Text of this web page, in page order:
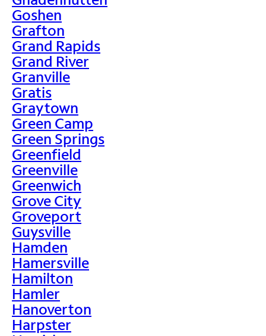
Goshen
Grafton
Grand Rapids
Grand River
Granville
Gratis
Graytown
Green Camp
Green Springs
Greenfield
Greenville
Greenwich
Grove City
Groveport
Guysville
Hamden
Hamersville
Hamilton
Hamler
Hanoverton
Harpster